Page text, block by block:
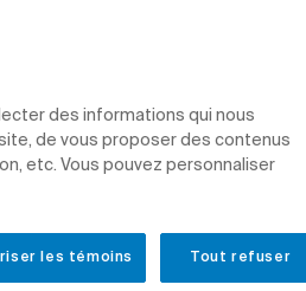
des informations qui nous
de vous proposer des contenus
etc. Vous pouvez personnaliser
Tout refuser
les témoins